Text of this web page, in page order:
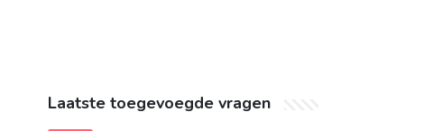
Laatste toegevoegde vragen